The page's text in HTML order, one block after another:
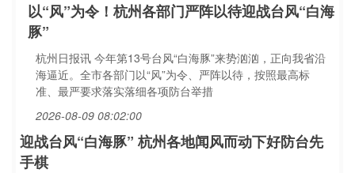
以“风”为令！杭州各部门严阵以待迎战台风“白海
豚”
杭州日报讯 今年第13号台风“白海豚”来势汹汹，正向我省沿
海逼近。全市各部门以“风”为令、严阵以待，按照最高标
准、最严要求落实落细各项防台举措
2026-08-09 08:02:00
迎战台风“白海豚” 杭州各地闻风而动下好防台先
手棋